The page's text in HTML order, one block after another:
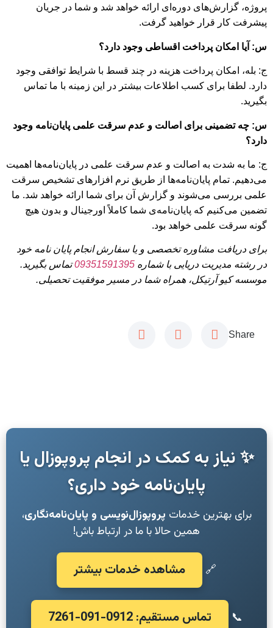
پروژه، گزارش‌های دوره‌ای ارائه خواهد شد و شما در جریان
پیشرفت کار قرار خواهید گرفت.
س: آیا امکان پرداخت اقساطی وجود دارد؟
ج: بله، امکان پرداخت هزینه در چند قسط با شرایط توافقی وجود
دارد. لطفا برای کسب اطلاعات بیشتر در این زمینه با ما تماس
بگیرید.
س: چه تضمینی برای اصالت و عدم سرقت علمی پایان‌نامه وجود
دارد؟
ج: ما به شدت به اصالت و عدم سرقت علمی در پایان‌نامه‌ها اهمیت
می‌دهیم. تمام پایان‌نامه‌ها از طریق نرم افزارهای تشخیص سرقت
علمی بررسی می‌شوند و گزارش آن برای شما ارائه خواهد شد. ما
تضمین می‌کنیم که پایان‌نامه‌ی شما کاملاً اورجینال و بدون هیچ
گونه سرقت علمی خواهد بود.
برای دریافت مشاوره تخصصی و یا سفارش انجام پایان نامه خود
در رشته مدیریت دریایی با شماره 09351591395تماس بگیرید.
موسسه کیو آرتیکل، همراه شما در مسیر موفقیت تحصیلی.
Share
✨ نیاز به کمک در انجام پروپوزال یا
پایان‌نامه خود داری؟
برای بهترین خدمات پروپوزال‌نویسی و پایان‌نامه‌نگاری،
همین حالا با ما در ارتباط باش!
🔗 مشاهده خدمات بیشتر
📞 تماس مستقیم: 0912-091-7261